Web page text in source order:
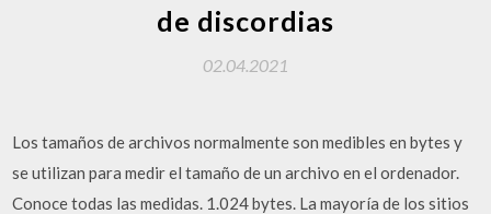
de discordias
02.04.2021
Los tamaños de archivos normalmente son medibles en bytes y
se utilizan para medir el tamaño de un archivo en el ordenador.
Conoce todas las medidas. 1.024 bytes. La mayoría de los sitios